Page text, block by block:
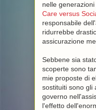
nelle
Care versus
responsabile
ridurrebbe
assicurazione
Sebbene sia
scoperte sono
mie proposte di
sostituiti sono gli
governo
l'effetto